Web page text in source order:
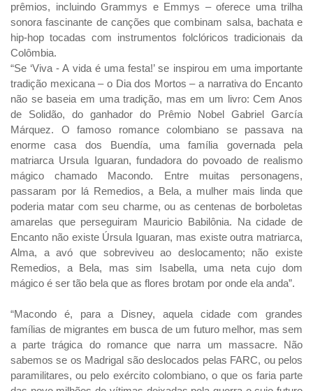
prêmios, incluindo Grammys e Emmys – oferece uma trilha
sonora fascinante de canções que combinam salsa, bachata e
hip-hop tocadas com instrumentos folclóricos tradicionais da
Colômbia.
“Se ‘Viva - A vida é uma festa!’ se inspirou em uma importante
tradição mexicana – o Dia dos Mortos – a narrativa do Encanto
não se baseia em uma tradição, mas em um livro: Cem Anos
de Solidão, do ganhador do Prêmio Nobel Gabriel García
Márquez. O famoso romance colombiano se passava na
enorme casa dos Buendía, uma família governada pela
matriarca Ursula Iguaran, fundadora do povoado de realismo
mágico chamado Macondo. Entre muitas personagens,
passaram por lá Remedios, a Bela, a mulher mais linda que
poderia matar com seu charme, ou as centenas de borboletas
amarelas que perseguiram Mauricio Babilônia. Na cidade de
Encanto não existe Úrsula Iguaran, mas existe outra matriarca,
Alma, a avó que sobreviveu ao deslocamento; não existe
Remedios, a Bela, mas sim Isabella, uma neta cujo dom
mágico é ser tão bela que as flores brotam por onde ela anda”.
“Macondo é, para a Disney, aquela cidade com grandes
famílias de migrantes em busca de um futuro melhor, mas sem
a parte trágica do romance que narra um massacre. Não
sabemos se os Madrigal são deslocados pelas FARC, ou pelos
paramilitares, ou pelo exército colombiano, o que os faria parte